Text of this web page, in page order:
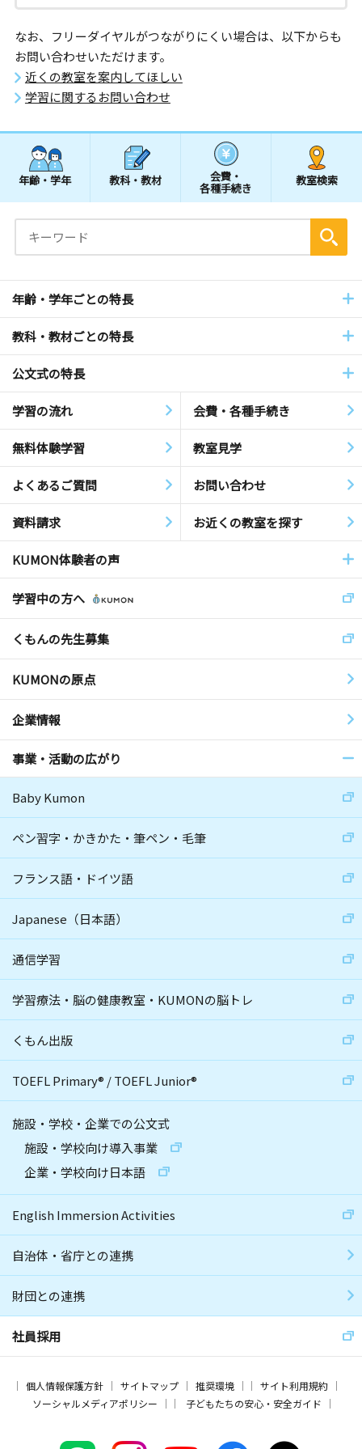
なお、フリーダイヤルがつながりにくい場合は、以下からも
お問い合わせいただけます。
近くの教室を案内してほしい
学習に関するお問い合わせ
年齢・学年 教科・教材 会費・
各種手続き
教室検索
年齢・学年ごとの特長
教科・教材ごとの特長
公文式の特長
学習の流れ 会費・各種手続き
無料体験学習 教室見学
よくあるご質問 お問い合わせ
資料請求 お近くの教室を探す
KUMON体験者の声
学習中の方へ
くもんの先生募集
KUMONの原点
企業情報
事業・活動の広がり
Baby Kumon
ペン習字・かきかた・筆ペン・毛筆
フランス語・ドイツ語
Japanese（日本語）
通信学習
学習療法・脳の健康教室・KUMONの脳トレ
くもん出版
TOEFL Primary® /TOEFL Junior®
施設・学校・企業での公文式
施設・学校向け導入事業
企業・学校向け日本語
English Immersion Activities
自治体・省庁との連携
財団との連携
社員採用
個人情報保護方針 サイトマップ 推奨環境
サイト利用規約
ソーシャルメディアポリシー
子どもたちの安心・安全ガイド